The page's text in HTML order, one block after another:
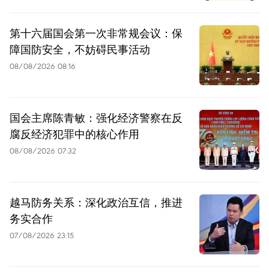
第十六届国会第一次非常规会议：保
障国防安全，不妨碍民事活动
08/08/2026 08:16
国会主席陈青敏：强化经济警察在反
腐反经济犯罪中的核心作用
08/08/2026 07:32
越马防务关系：深化政治互信，推进
务实合作
07/08/2026 23:15